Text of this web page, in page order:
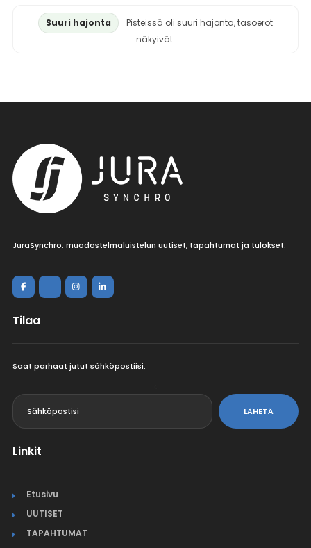
Suuri hajonta
Pisteissä oli suuri hajonta, tasoerot
näkyivät.
JuraSynchro: muodostelmaluistelun uutiset, tapahtumat ja tulokset.
Tilaa
Saat parhaat jutut sähköpostiisi.
LÄHETÄ
Linkit
Etusivu
UUTISET
TAPAHTUMAT